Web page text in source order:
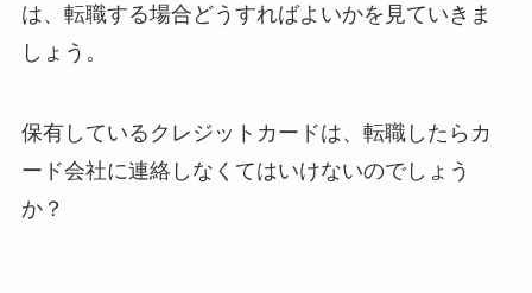
は、転職する場合どうすればよいかを見ていきま
しょう。
保有しているクレジットカードは、転職したらカ
ード会社に連絡しなくてはいけないのでしょう
か？